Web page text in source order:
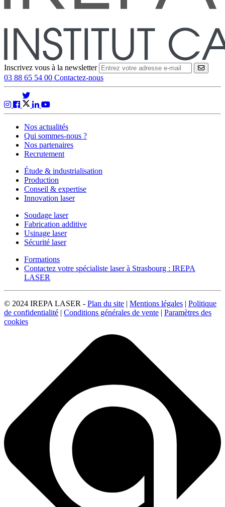
Inscrivez vous à la newsletter
03 88 65 54 00 Contactez-nous
Nos actualités
Qui sommes-nous ?
Nos partenaires
Recrutement
Étude & industrialisation
Production
Conseil & expertise
Innovation laser
Soudage laser
Fabrication additive
Usinage laser
Sécurité laser
Formations
Contactez votre spécialiste laser à Strasbourg : IREPA
LASER
© 2024 IREPA LASER - Plan du site Mentions légales
Politique
de confidentialité
Conditions générales de vente
Paramètres des
cookies